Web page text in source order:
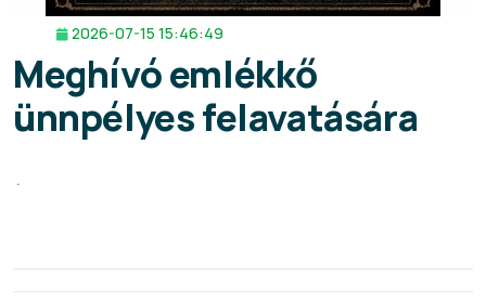
2026-07-15 15:46:49
Meghívó emlékkő
ünnpélyes felavatására
.